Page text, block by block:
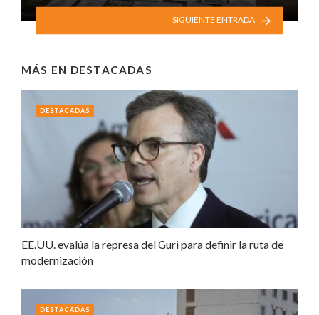
SIGUIENTE ENTRADA
MÁS EN DESTACADAS
EE.UU. evalúa la represa del Guri para definir la ruta de
modernización
DESTACADAS
DESTACADAS